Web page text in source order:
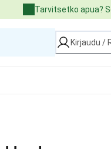
Tarvitsetko apua?
Kirjaudu /